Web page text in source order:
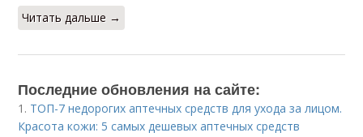
Читать дальше →
Последние обновления на сайте:
1. ТОП-7 недорогих аптечных средств для ухода за лицом.
Красота кожи: 5 самых дешевых аптечных средств